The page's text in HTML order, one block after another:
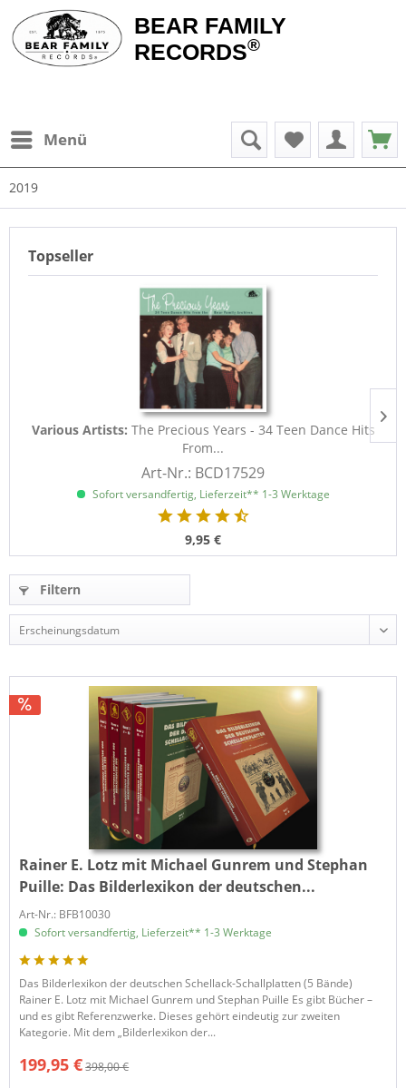
BEAR FAMILY
RECORDS®
Menü
2019
Topseller
Various Artists: The Precious Years - 34 Teen Dance Hits
From...
Art-Nr.: BCD17529
Sofort versandfertig, Lieferzeit** 1-3 Werktage
9,95 €
Filtern
Rainer E. Lotz mit Michael Gunrem und Stephan
Puille: Das Bilderlexikon der deutschen...
Art-Nr.: BFB10030
Sofort versandfertig, Lieferzeit** 1-3 Werktage
Das Bilderlexikon der deutschen Schellack-Schallplatten (5 Bände)
Rainer E. Lotz mit Michael Gunrem und Stephan Puille Es gibt Bücher –
und es gibt Referenzwerke. Dieses gehört eindeutig zur zweiten
Kategorie. Mit dem „Bilderlexikon der...
199,95 €398,00 €